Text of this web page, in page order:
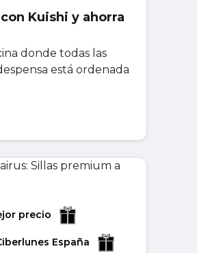
Kuishi y ahorra
donde todas las
está ordenada
precio
España